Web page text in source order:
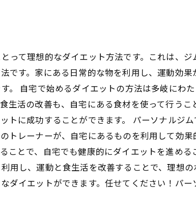
って理想的なダイエット方法です。これは、
です。家にある日常的な物を利用し、運動効
。 自宅で始めるダイエットの方法は多岐にわ
生活の改善も、自宅にある食材を使って行う
トに成功することができます。 パーソナルジ
トレーナーが、自宅にあるものを利用して効
ことで、自宅でも健康的にダイエットを進め
用し、運動と食生活を改善することで、理想
ダイエットができます。任せてください！パ